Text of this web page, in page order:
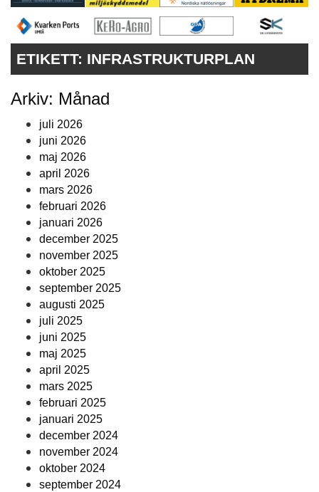
VÅRA ANDRA MAGASIN
PRENUMERERA
ETIKETT: INFRASTRUKTURPLAN
Arkiv: Månad
juli 2026
juni 2026
maj 2026
april 2026
mars 2026
februari 2026
januari 2026
december 2025
november 2025
oktober 2025
september 2025
augusti 2025
juli 2025
juni 2025
maj 2025
april 2025
mars 2025
februari 2025
januari 2025
december 2024
november 2024
oktober 2024
september 2024